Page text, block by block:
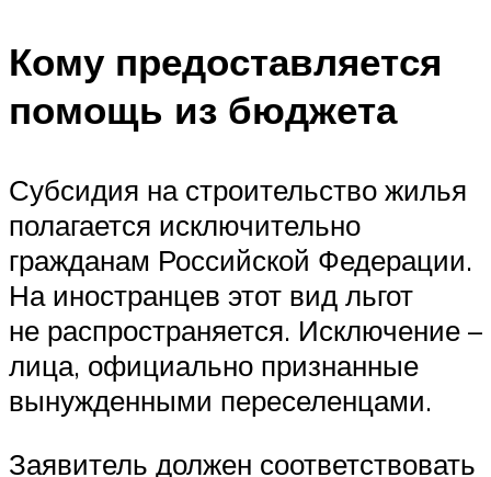
Кому предоставляется
помощь из бюджета
Субсидия на строительство жилья
полагается исключительно
гражданам Российской Федерации.
На иностранцев этот вид льгот
не распространяется. Исключение –
лица, официально признанные
вынужденными переселенцами.
Заявитель должен соответствовать